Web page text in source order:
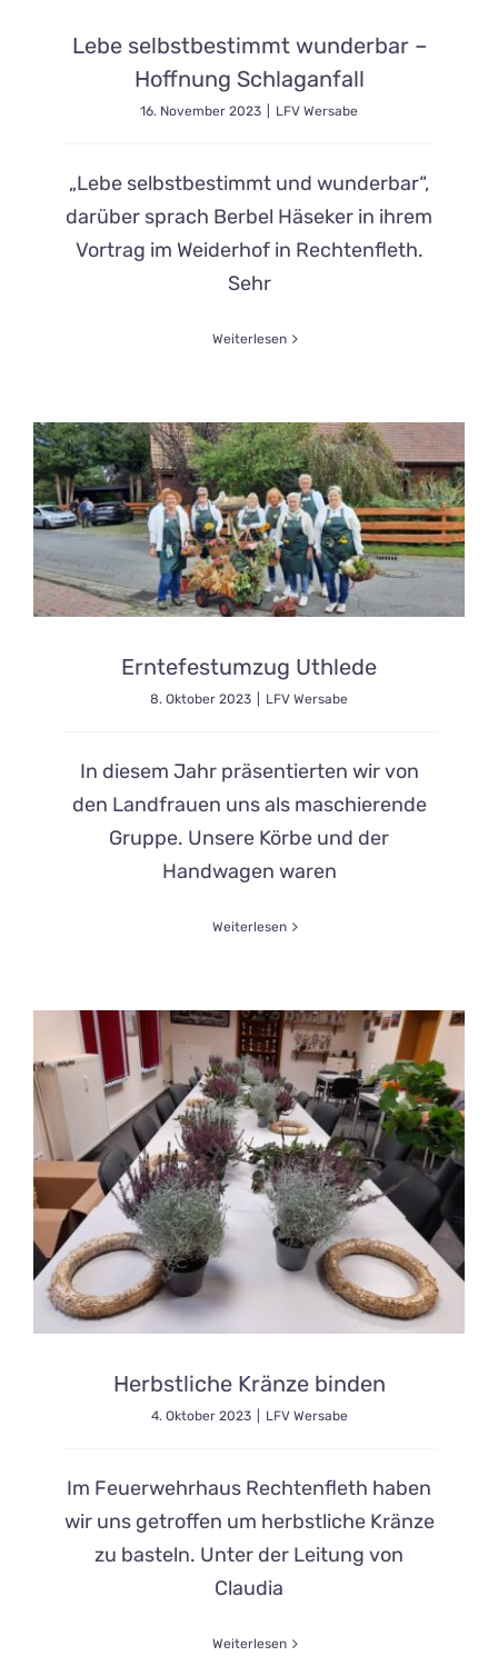
Lebe selbstbestimmt wunderbar –
Hoffnung Schlaganfall
16. November 2023 LFV Wersabe
„Lebe selbstbestimmt und wunderbar“,
darüber sprach Berbel Häseker in ihrem
Vortrag im Weiderhof in Rechtenfleth.
Sehr
Weiterlesen
Erntefestumzug Uthlede
8. Oktober 2023 LFV Wersabe
In diesem Jahr präsentierten wir von
den Landfrauen uns als maschierende
Gruppe. Unsere Körbe und der
Handwagen waren
Weiterlesen
Herbstliche Kränze binden
4. Oktober 2023 LFV Wersabe
Im Feuerwehrhaus Rechtenfleth haben
wir uns getroffen um herbstliche Kränze
zu basteln. Unter der Leitung von
Claudia
Weiterlesen